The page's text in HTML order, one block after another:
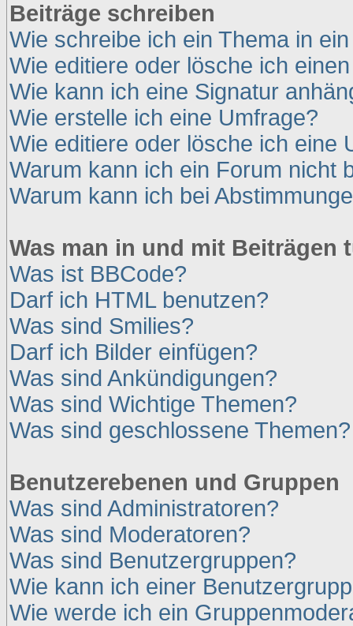
Beiträge schreiben
Wie schreibe ich ein Thema in
Wie editiere oder lösche ich
Wie kann ich eine Signatur
Wie erstelle ich eine Umfrage?
Wie editiere oder lösche ich eine
Warum kann ich ein Forum nicht
Warum kann ich bei
Was man in und mit Beiträgen
Was ist BBCode?
Darf ich HTML benutzen?
Was sind Smilies?
Darf ich Bilder einfügen?
Was sind Ankündigungen?
Was sind Wichtige Themen?
Was sind geschlossene Themen?
Benutzerebenen und Gruppen
Was sind Administratoren?
Was sind Moderatoren?
Was sind Benutzergruppen?
Wie kann ich einer
Wie werde ich ein